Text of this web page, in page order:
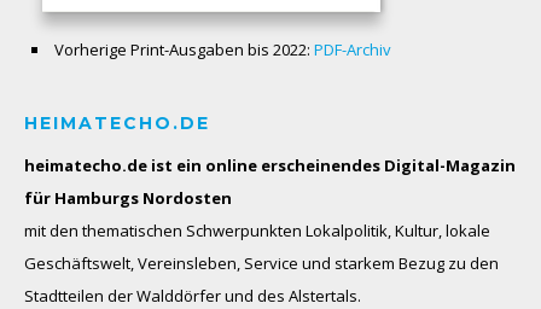
Vorherige Print-Ausgaben bis 2022: PDF-Archiv
HEIMATECHO.DE
heimatecho.de ist ein online erscheinendes Digital-Magazin
für Hamburgs Nordosten
mit den thematischen Schwerpunkten Lokalpolitik, Kultur, lokale
Geschäftswelt, Vereinsleben, Service und starkem Bezug zu den
Stadtteilen der Walddörfer und des Alstertals.